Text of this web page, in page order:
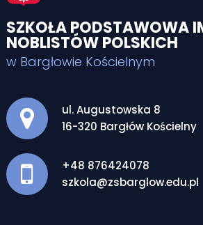
SZKOŁA PODSTAWOWA
NOBLISTÓW POLSKICH
w Bargłowie Kościelnym
Adres pocztowy:
ul. Augustowska 8
16-320 Bargłów Kościelny
+48 876424078
szkola@zsbarglow.edu.pl